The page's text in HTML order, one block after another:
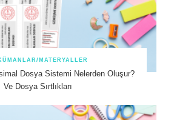
MATERYALLER
Dosya Sistemi Nelerden Oluşur?
Ve Dosya Sırtlıkları